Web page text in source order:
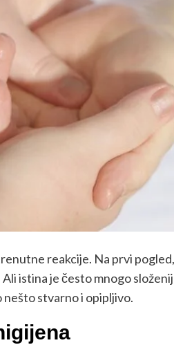
reakcije. Na prvi
istina je često mnogo
stvarno i opipljivo.